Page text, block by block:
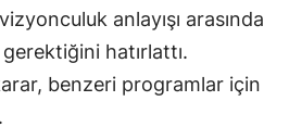
anlayışı arasında
gerektiğini hatırlattı.
benzeri programlar için